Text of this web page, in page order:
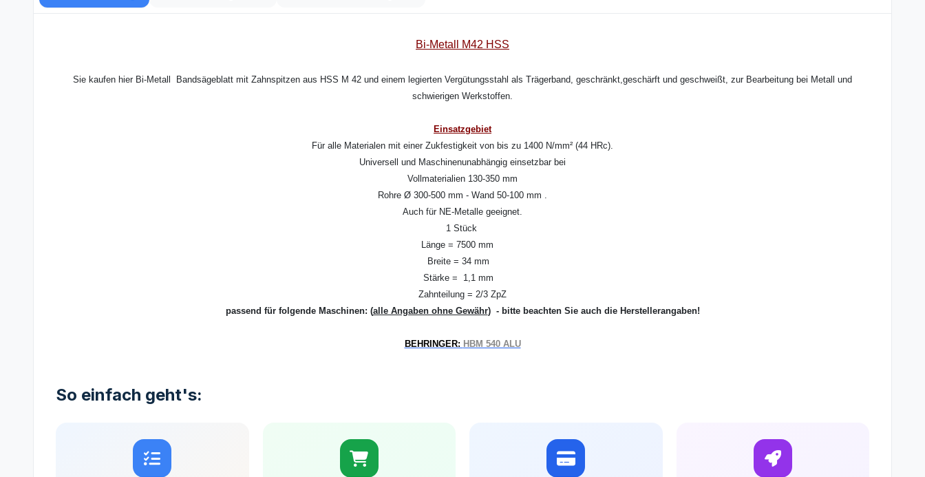
Bi-Metall M42 HSS
Sie kaufen hier Bi-Metall Bandsägeblatt mit Zahnspitzen aus HSS M 42 und einem legierten Vergütungsstahl als Trägerband, geschränkt,geschärft und geschweißt, zur Bearbeitung bei Metall und
schwierigen Werkstoffen.
Einsatzgebiet
Für alle Materialen mit einer Zukfestigkeit von bis zu 1400 N/mm² (44 HRc).
Universell und Maschinenunabhängig einsetzbar bei
Vollmaterialien 130-350 mm
Rohre Ø 300-500 mm - Wand 50-100 mm .
Auch für NE-Metalle geeignet.
1 Stück
Länge = 7500 mm
Breite = 34 mm
Stärke = 1,1 mm
Zahnteilung = 2/3 ZpZ
passend für folgende Maschinen: (alle Angaben ohne Gewähr) - bitte beachten Sie auch die Herstellerangaben!
BEHRINGER: HBM 540 ALU
So einfach geht's: